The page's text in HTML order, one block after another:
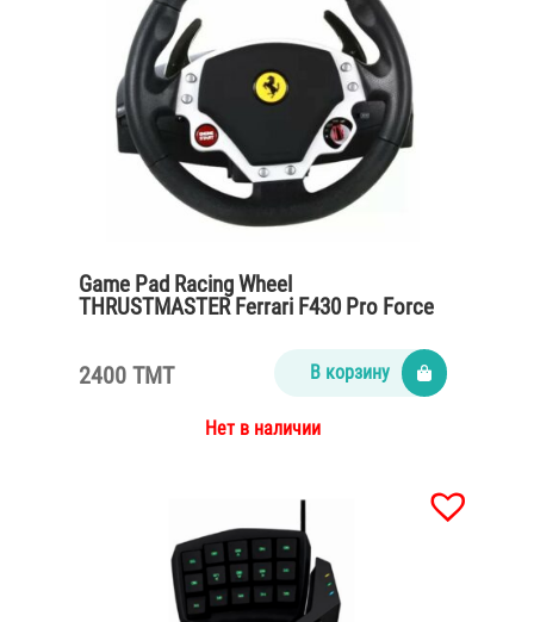
Game Pad Racing Wheel
THRUSTMASTER Ferrari F430 Pro Force
2400 TMT В корзину
Нет в наличии